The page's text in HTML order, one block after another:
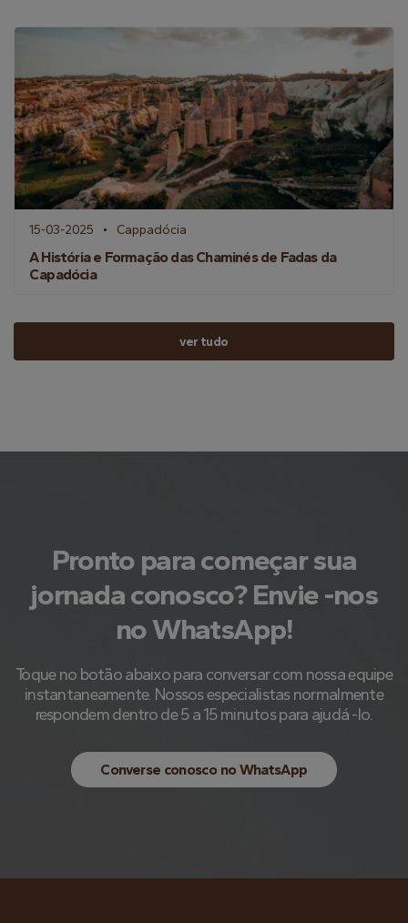
15-03-2025 Cappadócia
A História e Formação das Chaminés de Fadas da
Capadócia
ver tudo
Pronto para começar sua
jornada conosco? Envie -nos
no WhatsApp!
Toque no botão abaixo para conversar com nossa equipe
instantaneamente. Nossos especialistas normalmente
respondem dentro de 5 a 15 minutos para ajudá -lo.
Converse conosco no WhatsApp